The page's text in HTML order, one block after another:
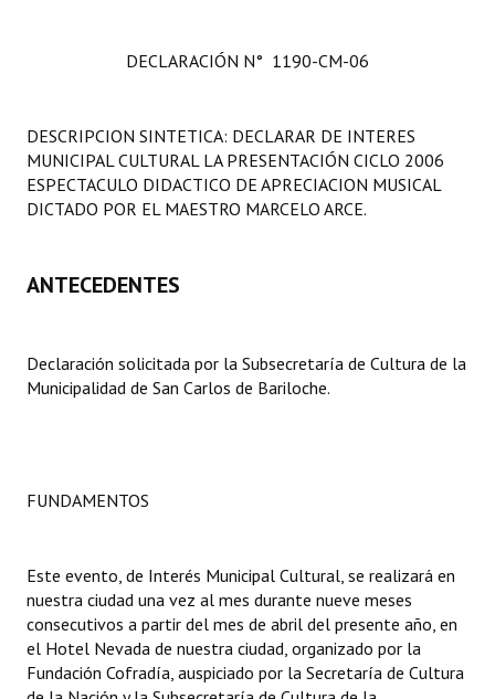
LEGISLACIÓN
Constitución Nacional
Reglamento Interno
Digesto
DOCUMENTOS
Proyectos Presentados
Dictámenes Asesoría Letrada
Actas de Sesión
DECLARACIÓN N° 1190-CM-06
DESCRIPCION SINTETICA: DECLARAR DE INTERES
MUNICIPAL CULTURAL LA PRESENTACIÓN CICLO 2006
ESPECTACULO DIDACTICO DE APRECIACION MUSICAL
DICTADO POR EL MAESTRO MARCELO ARCE.
ANTECEDENTES
Declaración solicitada por la Subsecretaría de Cultura de la
Municipalidad de San Carlos de Bariloche.
FUNDAMENTOS
Este evento, de Interés Municipal Cultural, se realizará en
nuestra ciudad una vez al mes durante nueve meses
consecutivos a partir del mes de abril del presente año, en
el Hotel Nevada de nuestra ciudad, organizado por la
Fundación Cofradía, auspiciado por la Secretaría de Cultura